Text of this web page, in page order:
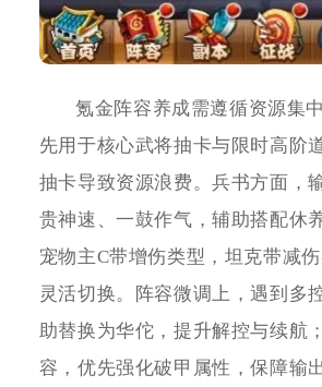
氪金阵容养成需遵循资源集
先用于核心武将抽卡与限时高阶
抽卡导致资源浪费。兵书方面，
贵神速、一鼓作气，辅助搭配休
宠物主C带增伤类型，坦克带减
灵活切换。阵容微调上，遇到多
助替换为华佗，提升解控与续航
容，优先强化破甲属性，保障输